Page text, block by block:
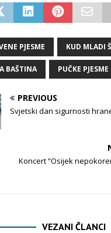
PJESME KUD MLADI
BAŠTINA PUČKE PJESME
PREVIOUS
Svjetski dan sigurnosti
Koncert “Osijek
VEZANI ČLANCI